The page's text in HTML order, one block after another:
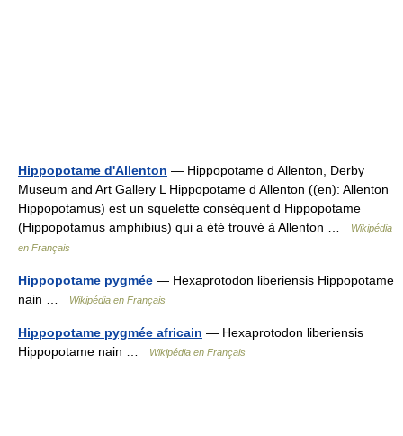
Hippopotame d'Allenton — Hippopotame d Allenton, Derby
Museum and Art Gallery L Hippopotame d Allenton ((en): Allenton
Hippopotamus) est un squelette conséquent d Hippopotame
(Hippopotamus amphibius) qui a été trouvé à Allenton …
Wikipédia
en Français
Hippopotame pygmée — Hexaprotodon liberiensis Hippopotame
nain …
Wikipédia en Français
Hippopotame pygmée africain — Hexaprotodon liberiensis
Hippopotame nain …
Wikipédia en Français